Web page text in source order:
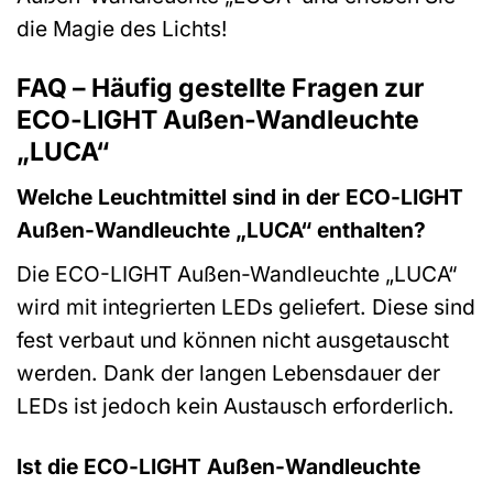
die Magie des Lichts!
FAQ – Häufig gestellte Fragen zur
ECO-LIGHT Außen-Wandleuchte
„LUCA“
Welche Leuchtmittel sind in der ECO-LIGHT
Außen-Wandleuchte „LUCA“ enthalten?
Die ECO-LIGHT Außen-Wandleuchte „LUCA“
wird mit integrierten LEDs geliefert. Diese sind
fest verbaut und können nicht ausgetauscht
werden. Dank der langen Lebensdauer der
LEDs ist jedoch kein Austausch erforderlich.
Ist die ECO-LIGHT Außen-Wandleuchte